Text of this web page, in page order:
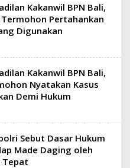
Kakanwil BPN Bali,
Pertahankan
Digunakan
Kakanwil BPN Bali,
Nyatakan Kasus
Demi Hukum
Sebut Dasar Hukum
Made Daging oleh
Tepat